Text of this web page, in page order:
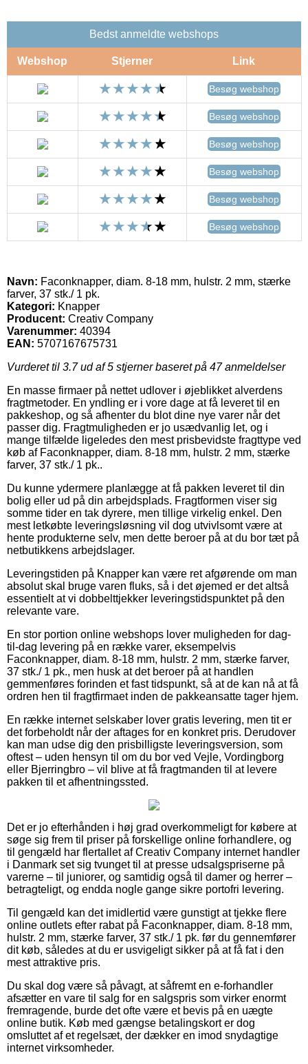
Bedst anmeldte webshops
Webshop Stjerner Link
Besøg webshop
Besøg webshop
Besøg webshop
Besøg webshop
Besøg webshop
Besøg webshop
Navn: Faconknapper, diam. 8-18 mm, hulstr. 2 mm, stærke
farver, 37 stk./ 1 pk.
Kategori: Knapper
Producent: Creativ Company
Varenummer: 40394
EAN: 5707167675731
Vurderet til 3.7ud af 5 stjerner baseret på 47anmeldelser
En masse firmaer på nettet udlover i øjeblikket alverdens
fragtmetoder. En yndling er i vore dage at få leveret til en
pakkeshop, og så afhenter du blot dine nye varer når det
passer dig. Fragtmuligheden er jo usædvanlig let, og i
mange tilfælde ligeledes den mest prisbevidste fragttype ved
køb af Faconknapper, diam. 8-18 mm, hulstr. 2 mm, stærke
farver, 37 stk./ 1 pk..
Du kunne ydermere planlægge at få pakken leveret til din
bolig eller ud på din arbejdsplads. Fragtformen viser sig
somme tider en tak dyrere, men tillige virkelig enkel. Den
mest letkøbte leveringsløsning vil dog utvivlsomt være at
hente produkterne selv, men dette beroer på at du bor tæt på
netbutikkens arbejdslager.
Leveringstiden på Knapper kan være ret afgørende om man
absolut skal bruge varen fluks, så i det øjemed er det altså
essentielt at vi dobbelttjekker leveringstidspunktet på den
relevante vare.
En stor portion online webshops lover muligheden for dag-
til-dag levering på en række varer, eksempelvis
Faconknapper, diam. 8-18 mm, hulstr. 2 mm, stærke farver,
37 stk./ 1 pk., men husk at det beroer på at handlen
gemmenføres forinden et fast tidspunkt, så at de kan nå at få
ordren hen til fragtfirmaet inden de pakkeansatte tager hjem.
En række internet selskaber lover gratis levering, men tit er
det forbeholdt når der aftages for en konkret pris. Derudover
kan man udse dig den prisbilligste leveringsversion, som
oftest – uden hensyn til om du bor ved Vejle, Vordingborg
eller Bjerringbro – vil blive at få fragtmanden til at levere
pakken til et afhentningssted.
Det er jo efterhånden i høj grad overkommeligt for købere at
søge sig frem til priser på forskellige online forhandlere, og
til gengæld har flertallet af Creativ Company internet handler
i Danmark set sig tvunget til at presse udsalgspriserne på
varerne – til juniorer, og samtidig også til damer og herrer –
betragteligt, og endda nogle gange sikre portofri levering.
Til gengæld kan det imidlertid være gunstigt at tjekke flere
online outlets efter rabat på Faconknapper, diam. 8-18 mm,
hulstr. 2 mm, stærke farver, 37 stk./ 1 pk. før du gennemfører
dit køb, således at du er usvigeligt sikker på at få fat i den
mest attraktive pris.
Du skal dog være så påvagt, at såfremt en e-forhandler
afsætter en vare til salg for en salgspris som virker enormt
fremragende, burde det ofte være et bevis på en uægte
online butik. Køb med gængse betalingskort er dog
omsluttet af et regelsæt, der dækker en imod snydagtige
internet virksomheder.